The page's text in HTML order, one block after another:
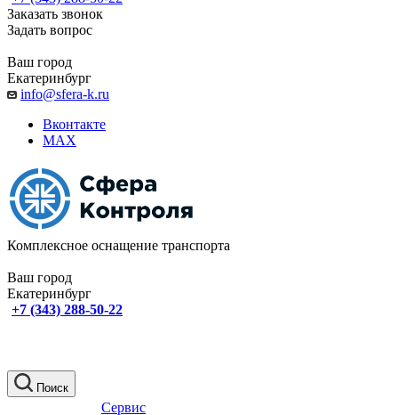
Заказать звонок
Задать вопрос
Ваш город
Екатеринбург
info@sfera-k.ru
Вконтакте
MAX
Комплексное оснащение транспорта
Ваш город
Екатеринбург
+7 (343) 288-50-22
Поиск
Сервис